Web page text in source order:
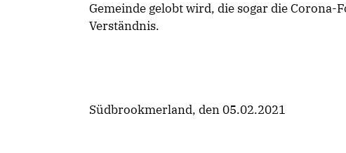
Gemeinde gelobt wird, die sogar die
Verständnis.
Südbrookmerland, den 05.02.2021